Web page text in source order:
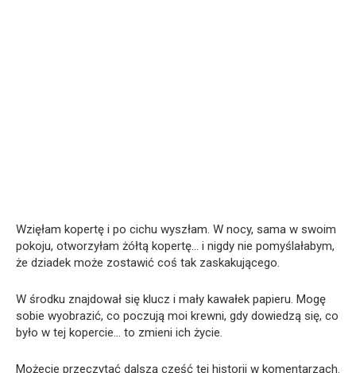
Wzięłam kopertę i po cichu wyszłam. W nocy, sama w swoim
pokoju, otworzyłam żółtą kopertę… i nigdy nie pomyślałabym,
że dziadek może zostawić coś tak zaskakującego.
W środku znajdował się klucz i mały kawałek papieru. Mogę
sobie wyobrazić, co poczują moi krewni, gdy dowiedzą się, co
było w tej kopercie… to zmieni ich życie.
Możecie przeczytać dalszą część tej historii w komentarzach.